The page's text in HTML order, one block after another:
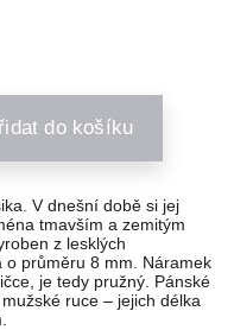
do košíku
V dnešní době si jej
tmavším a zemitým
z lesklých
průměru 8 mm. Náramek
je tedy pružný. Pánské
ruce – jejich délka